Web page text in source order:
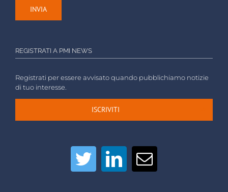
REGISTRATI A PMI NEWS
Registrati per essere avvisato quando pubblichiamo notizie
di tuo interesse.
ISCRIVITI